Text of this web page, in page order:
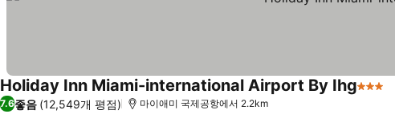
Holiday Inn Miami-international Airport By Ihg3 성급
7.6좋음 (12,549개 평점) 마이애미 국제공항에서 2.2km